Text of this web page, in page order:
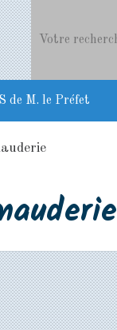
de M. le Préfet